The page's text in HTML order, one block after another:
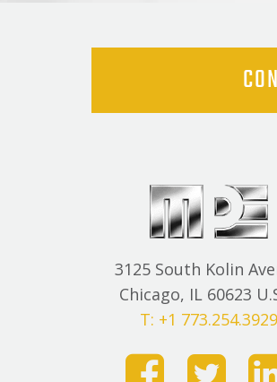
3125 South Kolin
Chicago, IL 60623
T: +1 773.254.3929